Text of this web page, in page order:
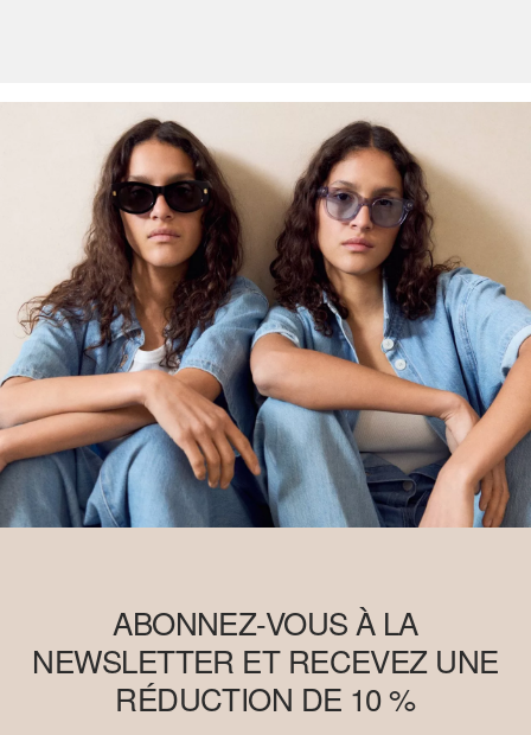
ABONNEZ-VOUS À LA
NEWSLETTER ET RECEVEZ UNE
RÉDUCTION DE 10 %